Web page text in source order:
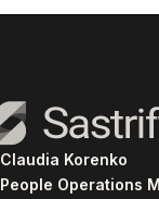
Claudia Korenko
People Operations